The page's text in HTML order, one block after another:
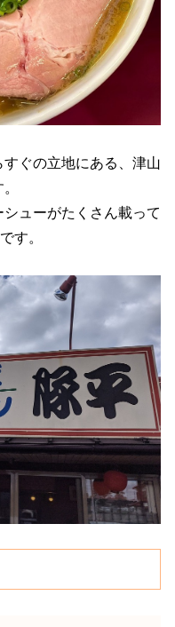
すぐの立地にある、津山
ューがたくさん載って
す。